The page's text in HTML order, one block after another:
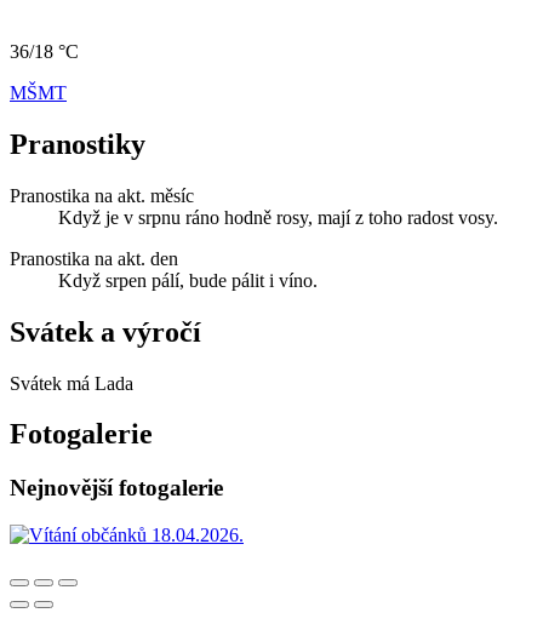
36/18 °C
MŠMT
Pranostiky
Pranostika na akt. měsíc
Když je v srpnu ráno hodně rosy, mají z toho radost vosy.
Pranostika na akt. den
Když srpen pálí, bude pálit i víno.
Svátek a výročí
Svátek má Lada
Fotogalerie
Nejnovější fotogalerie